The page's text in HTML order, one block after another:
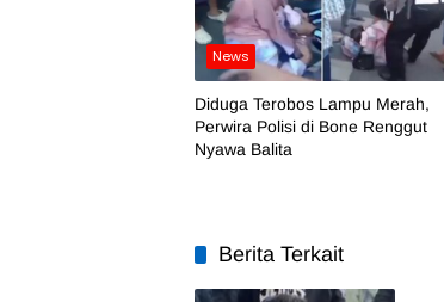
News
Diduga Terobos Lampu Merah,
Perwira Polisi di Bone Renggut
Nyawa Balita
Berita Terkait